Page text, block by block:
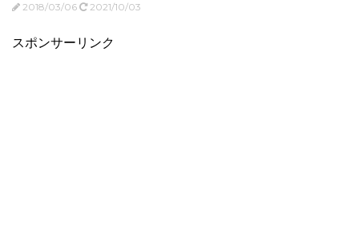
2018/03/06 2021/10/03
スポンサーリンク